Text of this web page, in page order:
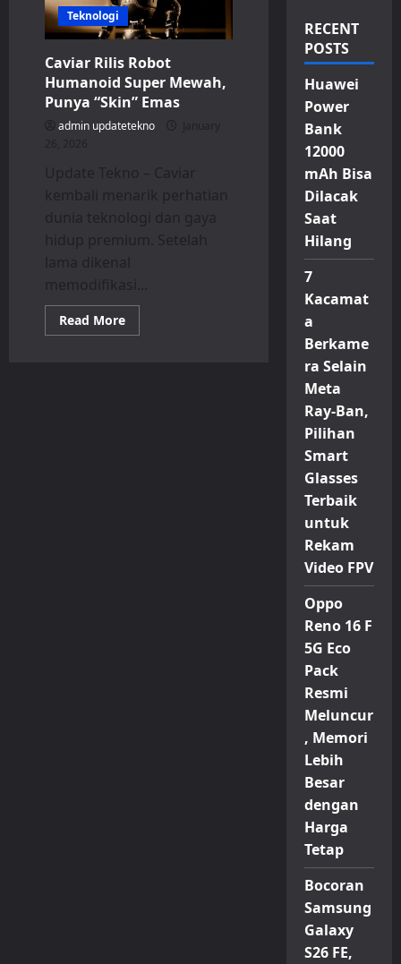
Teknologi
Caviar Rilis Robot
Humanoid Super Mewah,
Punya “Skin” Emas
admin updatetekno
January
26, 2026
Update Tekno – Caviar
kembali menarik perhatian
dunia teknologi dan gaya
hidup premium. Setelah
lama dikenal
memodifikasi...
Read MoreRead
more
RECENT
POSTS
Huawei
Power
Bank
12000
mAh Bisa
Dilacak
Saat
Hilang
7
Kacamat
a
Berkame
ra Selain
Meta
Ray-Ban,
Pilihan
Smart
Glasses
Terbaik
untuk
Rekam
Video FPV
Oppo
Reno 16 F
5G Eco
Pack
Resmi
Meluncur
, Memori
Lebih
Besar
dengan
Harga
Tetap
Bocoran
Samsung
Galaxy
S26 FE,